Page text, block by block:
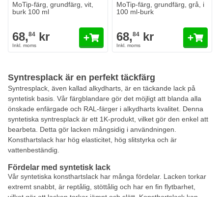
MoTip-färg, grundfärg, vit,
burk 100 ml
68,84 kr
MoTip-färg, grundfärg, grå, i
100 ml-burk
68,84 kr
Syntresplack är en perfekt täckfärg
Syntresplack, även kallad alkydharts, är en täckande lack på
syntetisk basis. Vår färgblandare gör det möjligt att blanda alla
önskade enfärgade och RAL-färger i alkydharts kvalitet. Denna
syntetiska syntresplack är ett 1K-produkt, vilket gör den enkel att
bearbeta. Detta gör lacken mångsidig i användningen.
Konsthartslack har hög elasticitet, hög slitstyrka och är
vattenbeständig.
Fördelar med syntetisk lack
Vår syntetiska konsthartslack har många fördelar. Lacken torkar
extremt snabbt, är reptålig, stöttålig och har en fin flytbarhet,